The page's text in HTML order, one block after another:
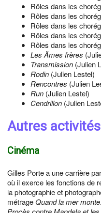
Rôles dans les
Rôles dans les
Rôles dans les
Rôles dans les
Rôles dans les
Les Âmes frères
Transmission (Julien
Rodin (Julien Lestel)
Rencontres (Julien
Run (Julien Lestel)
Cendrillon (Julien
Autres activités
Cinéma
Gilles Porte a une carrière
où il exerce les fonctions de
la photographie et
métrageQuand la mer